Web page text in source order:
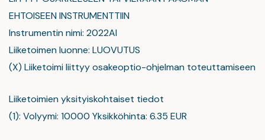
EHTOISEEN INSTRUMENTTIIN
Instrumentin nimi: 2022AI
Liiketoimen luonne: LUOVUTUS
(X) Liiketoimi liittyy osakeoptio-ohjelman toteuttamiseen
Liiketoimien yksityiskohtaiset tiedot
(1): Volyymi: 10000 Yksikköhinta: 6.35 EUR